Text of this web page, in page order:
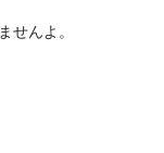
せんよ。